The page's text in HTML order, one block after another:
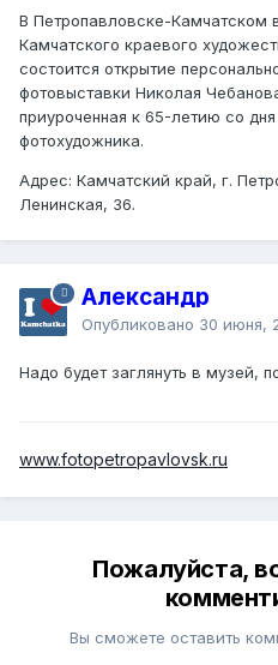
В Петропавловске-Камчатском
Камчатского краевого
состоится открытие
фотовыставки Николая
приуроченная к 65-летию со
фотохудожника.
Адрес: Камчатский край, г.
Ленинская, 36.
Александр
Опубликовано 30 июня,
Надо будет заглянуть в музей,
www.fotopetropavlovsk.ru
Пожалуйста,
Вы сможете оставить